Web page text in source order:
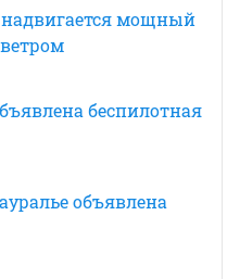
надвигается мощный
беспилотная
объявлена